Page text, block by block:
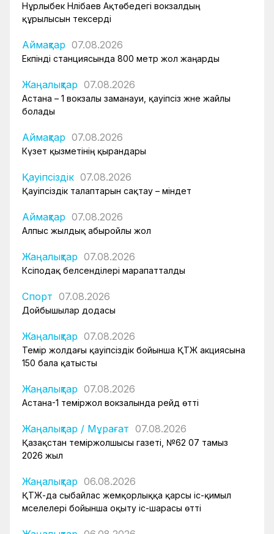
Нұрлыбек Нәлібаев Ақтөбедегі вокзалдың
құрылысын тексерді
Аймақтар 07.08.2026
Екпінді станциясында 800 метр жол жаңарды
Жаңалықтар 07.08.2026
Астана – 1 вокзалы заманауи, қауіпсіз және жайлы
болады
Аймақтар 07.08.2026
Күзет қызметінің қырандары
Қауіпсіздік 07.08.2026
Қауіпсіздік талаптарын сақтау – міндет
Аймақтар 07.08.2026
Алпыс жылдық абыройлы жол
Жаңалықтар 07.08.2026
Кәсіподақ белсенділері марапатталды
Спорт 07.08.2026
Дойбышылар додасы
Жаңалықтар 07.08.2026
Темір жолдағы қауіпсіздік бойынша ҚТЖ акциясына
150 бала қатысты
Жаңалықтар 07.08.2026
Астана-1 теміржол вокзалында рейд өтті
Жаңалықтар / Мұрағат 07.08.2026
Қазақстан теміржолшысы газеті, №62 07 тамыз
2026 жыл
Жаңалықтар 06.08.2026
ҚТЖ-да сыбайлас жемқорлыққа қарсы іс-қимыл
мәселелері бойынша оқыту іс-шарасы өтті